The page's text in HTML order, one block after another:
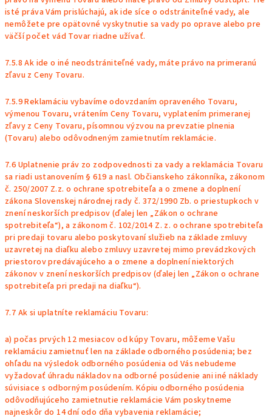
isté práva Vám prislúchajú, ak ide síce o odstrániteľné vady, ale
nemôžete pre opätovné vyskytnutie sa vady po oprave alebo pre
väčší počet vád Tovar riadne užívať.
7.5.8 Ak ide o iné neodstrániteľné vady, máte právo na primeranú
zľavu z Ceny Tovaru.
7.5.9 Reklamáciu vybavíme odovzdaním opraveného Tovaru,
výmenou Tovaru, vrátením Ceny Tovaru, vyplatením primeranej
zľavy z Ceny Tovaru, písomnou výzvou na prevzatie plnenia
(Tovaru) alebo odôvodneným zamietnutím reklamácie.
7.6 Uplatnenie práv zo zodpovednosti za vady a reklamácia Tovaru
sa riadi ustanovením § 619 a nasl. Občianskeho zákonníka, zákonom
č. 250/2007 Z.z. o ochrane spotrebiteľa a o zmene a doplnení
zákona Slovenskej národnej rady č. 372/1990 Zb. o priestupkoch v
znení neskorších predpisov (ďalej len „Zákon o ochrane
spotrebiteľa“), a zákonom č. 102/2014 Z. z. o ochrane spotrebiteľa
pri predaji tovaru alebo poskytovaní služieb na základe zmluvy
uzavretej na diaľku alebo zmluvy uzavretej mimo prevádzkových
priestorov predávajúceho a o zmene a doplnení niektorých
zákonov v znení neskorších predpisov (ďalej len „Zákon o ochrane
spotrebiteľa pri predaji na diaľku“).
7.7 Ak si uplatníte reklamáciu Tovaru:
a) počas prvých 12 mesiacov od kúpy Tovaru, môžeme Vašu
reklamáciu zamietnuť len na základe odborného posúdenia; bez
ohľadu na výsledok odborného posúdenia od Vás nebudeme
vyžadovať úhradu nákladov na odborné posúdenie ani iné náklady
súvisiace s odborným posúdením. Kópiu odborného posúdenia
odôvodňujúceho zamietnutie reklamácie Vám poskytneme
najneskôr do 14 dní odo dňa vybavenia reklamácie;